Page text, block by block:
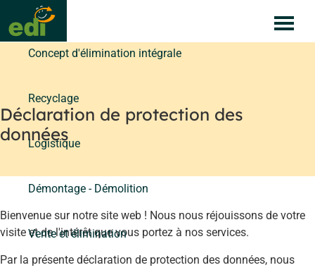
au
contenu
Services
Concept d'élimination intégrale
Recyclage
Logistique
Démontage - Démolition
Vente et élimination
Déclaration de protection des
données
Bienvenue sur notre site web ! Nous nous réjouissons de votre
visite et de l'intérêt que vous portez à nos services.
Par la présente déclaration de protection des données, nous